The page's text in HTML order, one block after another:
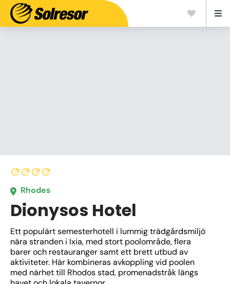
Rhodes
Dionysos Hotel
Ett populärt semesterhotell i lummig trädgårdsmiljö
nära stranden i Ixia, med stort poolområde, flera
barer och restauranger samt ett brett utbud av
aktiviteter. Här kombineras avkoppling vid poolen
med närhet till Rhodos stad, promenadstråk längs